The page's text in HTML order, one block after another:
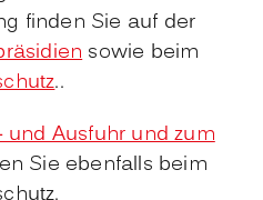
finden Sie auf der
sowie beim
..
und Ausfuhr und zum
Sie ebenfalls beim